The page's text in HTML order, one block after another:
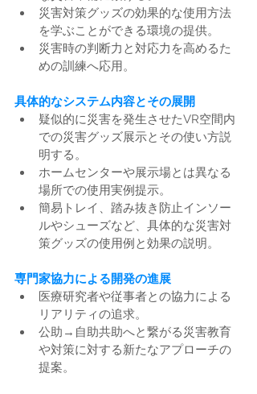
災害対策グッズの効果的な使用方法
を学ぶことができる環境の提供。
災害時の判断力と対応力を高めるた
めの訓練へ応用。
具体的なシステム内容とその展開
疑似的に災害を発生させたVR空間内
での災害グッズ展示とその使い方説
明する。
ホームセンターや展示場とは異なる
場所での使用実例提示。
簡易トレイ、踏み抜き防止インソー
ルやシューズなど、具体的な災害対
策グッズの使用例と効果の説明。
専門家協力による開発の進展
医療研究者や従事者との協力による
リアリティの追求。
公助→自助共助へと繋がる災害教育
や対策に対する新たなアプローチの
提案。